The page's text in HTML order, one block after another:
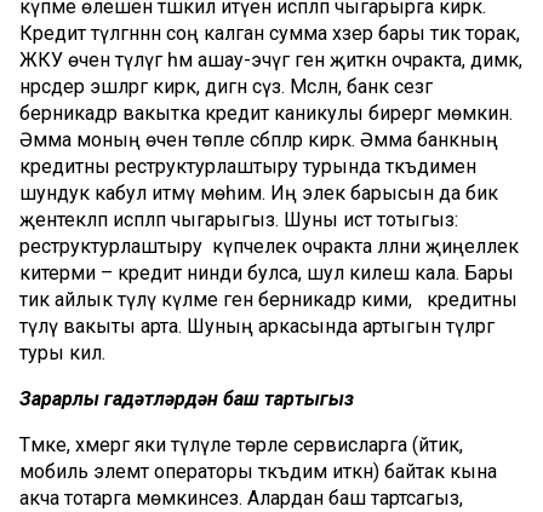
күпме өлешен тәшкил итүен исәпләп чыгарырга кирәк.
Кредит түләгәннән соң калган сумма хәзер бары тик торак,
ЖКУ өчен түләүгә һәм ашау-эчүгә генә җиткән очракта, димәк,
нәрсәдер эшләргә кирәк, дигән сүз. Мәсәлән, банк сезгә
берникадәр вакытка кредит каникулы бирергә мөмкин.
Әмма моның өчен төпле сәбәпләр кирәк. Әмма банкның
кредитны реструктурлаштыру турында тәкъдимен
шундук кабул итмәү мөһим. Иң элек барысын да бик
җентекләп исәпләп чыгарыгыз. Шуны истә тотыгыз:
реструктурлаштыру күпчелек очракта әлләни җиңеллек
китерми – кредит нинди булса, шул килеш кала. Бары
тик айлык түләү күләме генә берникадәр кими,
ә кредитны
түләү вакыты арта. Шуның аркасында артыгын түләргә
туры килә.
Зарарлы гадәтләрдән баш тартыгыз
Тәмәке, хәмергә яки түләүле төрле сервисларга (әйтик,
мобиль элемтә операторы тәкъдим иткән) байтак кына
акча тотарга мөмкинсез. Алардан баш тартсагыз,